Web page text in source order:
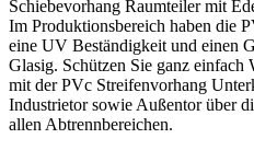
Schiebevorhang Raumteiler mit
Im Produktionsbereich haben die
eine UV Beständigkeit und einen
Glasig. Schützen Sie ganz einfach
mit der PVc Streifenvorhang
Industrietor sowie Außentor über
allen Abtrennbereichen.